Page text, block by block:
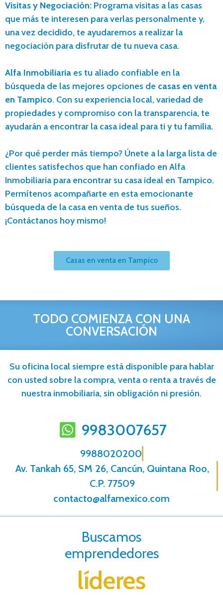
Visitas y Negociación: Programa visitas a las casas
que más te interesen para verlas personalmente y,
una vez decidido, te ayudaremos a realizar la
negociación para disfrutar de tu nueva casa.
Alfa Inmobiliaria es tu aliado confiable en la
búsqueda de las mejores opciones de casas en venta
en Tampico. Con su experiencia local, variedad de
propiedades y compromiso con la transparencia, te
ayudarán a encontrar la casa ideal para ti y tu familia.
¿Por qué perder más tiempo? Únete a la larga lista de
clientes satisfechos que han confiado en Alfa
Inmobiliaria para encontrar su casa ideal en Tampico.
Permítenos acompañarte en esta emocionante
búsqueda de la casa en venta de tus sueños.
¡Contáctanos hoy mismo!
Casas en venta en Tampico
TODO COMIENZA CON UNA
CONVERSACIÓN
Su oficina local siempre está disponible para hablar
con usted sobre la compra, venta o renta a través de
nuestra inmobiliaria, sin obligación ni presión.
9983007657
9988020200
Av. Tankah 65, SM 26, Cancún, Quintana Roo,
C.P. 77509
contacto@alfamexico.com
Buscamos
emprendedores
líderes